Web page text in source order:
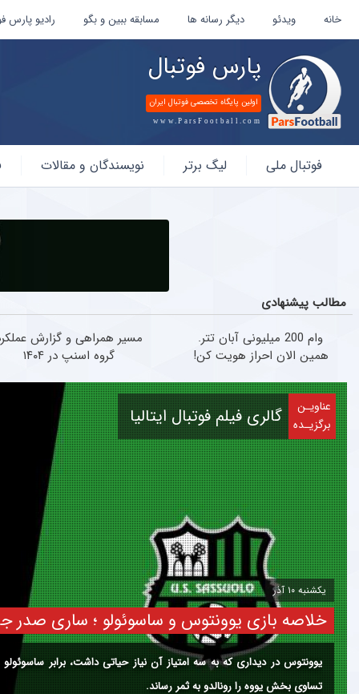
خانه ویدئو دیگر رسانه ها مسابقه ببین و بگو رادیو پارس
پارس فوتبال
اولین پایگاه تخصصی فوتبال ایران
www.ParsFootball.com
فوتبال
فوتبال ملی لیگ برتر نویسندگان و مقالات
مطالب پیشنهادی
وام 200 میلیونی آبان تتر.
همین الان احراز هویت کن!
مسیر همراهی و گزارش
گروه اسنپ در ۱۴۰۴
عناویـن
برگزیـده
گالری فیلم فوتبال ایتالیا
در تورین ، هیچ کس قدر آقای ستاره را نمی داند
پنجشنبه ۱۷ مرداد
کلیپی از مهارت های پائولو دیبالا ، ستاره آرژانتینی باشگاه یوونتوس را